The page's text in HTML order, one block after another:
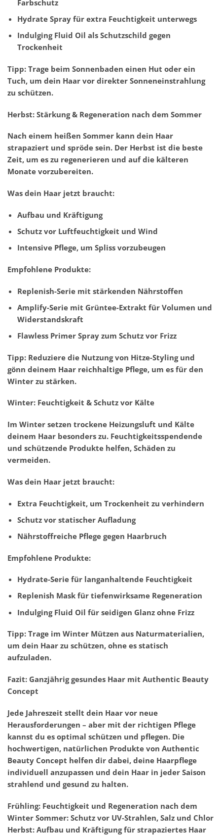
Farbschutz
Hydrate Spray für extra Feuchtigkeit unterwegs
Indulging Fluid Oil als Schutzschild gegen
Trockenheit
Tipp: Trage beim Sonnenbaden einen Hut oder ein
Tuch, um dein Haar vor direkter Sonneneinstrahlung
zu schützen.
Herbst: Stärkung & Regeneration nach dem Sommer
Nach einem heißen Sommer kann dein Haar
strapaziert und spröde sein. Der Herbst ist die beste
Zeit, um es zu regenerieren und auf die kälteren
Monate vorzubereiten.
Was dein Haar jetzt braucht:
Aufbau und Kräftigung
Schutz vor Luftfeuchtigkeit und Wind
Intensive Pflege, um Spliss vorzubeugen
Empfohlene Produkte:
Replenish-Serie mit stärkenden Nährstoffen
Amplify-Serie mit Grüntee-Extrakt für Volumen und
Widerstandskraft
Flawless Primer Spray zum Schutz vor Frizz
Tipp: Reduziere die Nutzung von Hitze-Styling und
gönn deinem Haar reichhaltige Pflege, um es für den
Winter zu stärken.
Winter: Feuchtigkeit & Schutz vor Kälte
Im Winter setzen trockene Heizungsluft und Kälte
deinem Haar besonders zu. Feuchtigkeitsspendende
und schützende Produkte helfen, Schäden zu
vermeiden.
Was dein Haar jetzt braucht:
Extra Feuchtigkeit, um Trockenheit zu verhindern
Schutz vor statischer Aufladung
Nährstoffreiche Pflege gegen Haarbruch
Empfohlene Produkte:
Hydrate-Serie für langanhaltende Feuchtigkeit
Replenish Mask für tiefenwirksame Regeneration
Indulging Fluid Oil für seidigen Glanz ohne Frizz
Tipp: Trage im Winter Mützen aus Naturmaterialien,
um dein Haar zu schützen, ohne es statisch
aufzuladen.
Fazit: Ganzjährig gesundes Haar mit Authentic Beauty
Concept
Jede Jahreszeit stellt dein Haar vor neue
Herausforderungen – aber mit der richtigen Pflege
kannst du es optimal schützen und pflegen. Die
hochwertigen, natürlichen Produkte von Authentic
Beauty Concept helfen dir dabei, deine Haarpflege
individuell anzupassen und dein Haar in jeder Saison
strahlend und gesund zu halten.
Frühling: Feuchtigkeit und Regeneration nach dem
Winter Sommer: Schutz vor UV-Strahlen, Salz und Chlor
Herbst: Aufbau und Kräftigung für strapaziertes Haar